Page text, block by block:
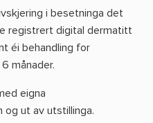
i besetninga det
registrert digital dermatitt
éi behandling for
månader.
eigna
og ut av utstillinga.